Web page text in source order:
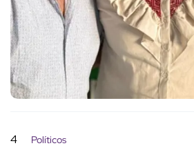
4 Políticos